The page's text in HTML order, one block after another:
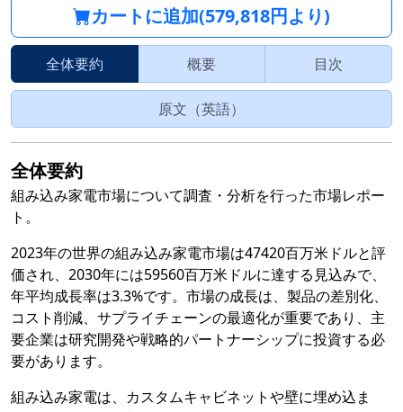
カートに追加(579,818円より)
全体要約 概要 目次
原文（英語）
全体要約
組み込み家電市場について調査・分析を行った市場レポー
ト。
2023年の世界の組み込み家電市場は47420百万米ドルと評
価され、2030年には59560百万米ドルに達する見込みで、
年平均成長率は3.3%です。市場の成長は、製品の差別化、
コスト削減、サプライチェーンの最適化が重要であり、主
要企業は研究開発や戦略的パートナーシップに投資する必
要があります。
組み込み家電は、カスタムキャビネットや壁に埋め込ま